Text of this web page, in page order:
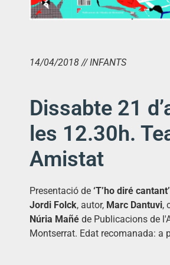
14/04/2018 // INFANTS
Dissabte 21
les 12.30h.
Amistat
Presentació de ‘T’ho diré cantant’
Jordi Folck, autor, Marc Dantuvi,
Núria Mañé de Publicacions de
Montserrat. Edat recomanada: a